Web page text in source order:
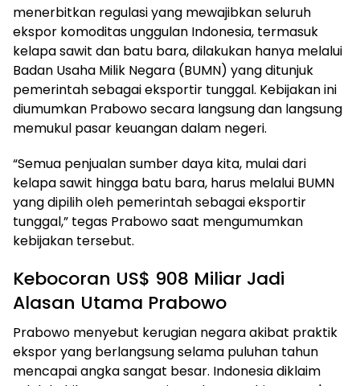
menerbitkan regulasi yang mewajibkan seluruh
ekspor komoditas unggulan Indonesia, termasuk
kelapa sawit dan batu bara, dilakukan hanya melalui
Badan Usaha Milik Negara (BUMN) yang ditunjuk
pemerintah sebagai eksportir tunggal. Kebijakan ini
diumumkan Prabowo secara langsung dan langsung
memukul pasar keuangan dalam negeri.
“Semua penjualan sumber daya kita, mulai dari
kelapa sawit hingga batu bara, harus melalui BUMN
yang dipilih oleh pemerintah sebagai eksportir
tunggal,” tegas Prabowo saat mengumumkan
kebijakan tersebut.
Kebocoran US$ 908 Miliar Jadi
Alasan Utama Prabowo
Prabowo menyebut kerugian negara akibat praktik
ekspor yang berlangsung selama puluhan tahun
mencapai angka sangat besar. Indonesia diklaim